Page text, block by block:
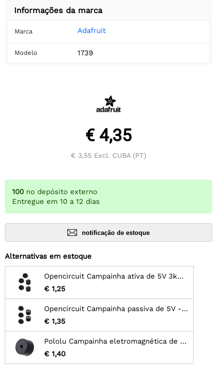
Informações da marca
Marca Adafruit
Modelo 1739
€ 4,35
€ 3,55 Excl. CUBA (PT)
100 no depósito externo
Entregue em 10 a 12 dias
notificação de estoque
Alternativas em estoque
Opencircuit Campainha ativa de 5V 3kHz - 5 unid.
€ 1,25
Opencircuit Campainha passiva de 5V - 5 unid.
€ 1,35
Pololu Campainha eletromagnética de 9mm: 40Ω, 4-6V, abertura superior
€ 1,40